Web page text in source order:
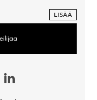
LISÄÄ